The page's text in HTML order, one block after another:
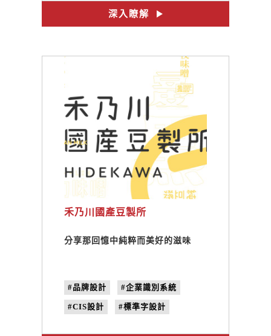
#甘樂食堂
深入瞭解
禾乃川國產豆製所
分享那回憶中純粹而美好的滋味
#品牌設計 #企業識別系統
#CIS設計 #標準字設計